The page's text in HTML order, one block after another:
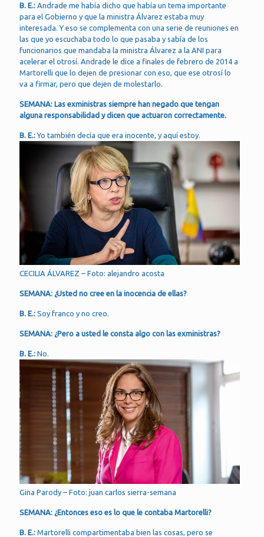
B. E.: Andrade me había dicho que había un tema importante
para el Gobierno y que la ministra Álvarez estaba muy
interesada. Y eso se complementa con una serie de reuniones en
las que yo escuchaba todo lo que pasaba y sabía de los
funcionarios que mandaba la ministra Álvarez a la ANI para
acelerar el otrosí. Andrade le dice a finales de febrero de 2014 a
Martorelli que lo dejen de presionar con eso, que ese otrosí lo
va a firmar, pero que dejen de molestarlo.
SEMANA: Las exministras siempre han negado que tengan
alguna responsabilidad y dicen que actuaron correctamente.
B. E.:Yo también decía que era inocente, y aquí estoy.
CECILIA ÁLVAREZ – Foto: alejandro acosta
SEMANA: ¿Usted no cree en la inocencia de ellas?
B. E.: Soy franco y no creo.
SEMANA: ¿Pero a usted le consta algo con las exministras?
B. E.: No.
Gina Parody – Foto: juan carlos sierra-semana
SEMANA: ¿Entonces eso es lo que le contaba Martorelli?
B. E.: Martorelli compartimentaba bien las cosas, pero se